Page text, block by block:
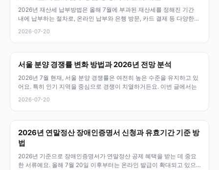
2026년 재산세 납부방법은 올해 7월에 부과된 재산세를 정해진 기간
내에 납부하는 절차로, 온라인 납부와 은행 방문, 카드 결제 등 다양한
2026-07-20
서울 분양 경쟁률 변화 방법과 2026년 전망 분석
2026년 7월 현재, 서울 분양 경쟁률은 여전히 높은 수준을 유지하고 있
어요. 특히 인기 지역을 중심으로 경쟁이 치열하거든요. 이번 글에서는
2026-07-20
2026년 연말정산 장애인증명서 신청과 유효기간 기준 방
법
2026년 기준으로 장애인증명서가 연말정산 공제 혜택을 받는 데 중요
한 서류예요. 올해 7월 20일 이후부터는 온라인 발급이 확대되고 있으